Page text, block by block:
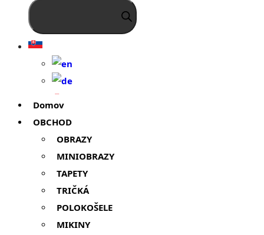
Domov
OBCHOD
OBRAZY
MINIOBRAZY
TAPETY
TRIČKÁ
POLOKOŠELE
MIKINY